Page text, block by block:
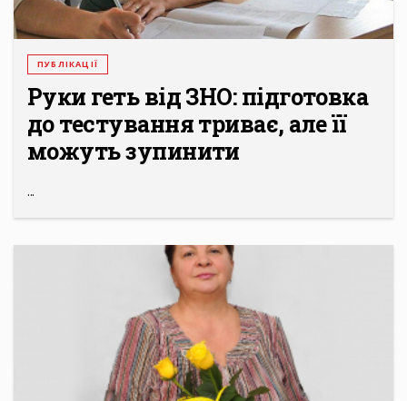
ПУБЛІКАЦІЇ
Руки геть від ЗНО: підготовка
до тестування триває, але її
можуть зупинити
...